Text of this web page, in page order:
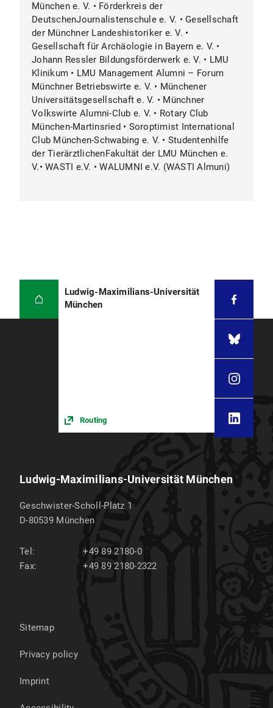
München e. V. • Förderkreis der
DeutschenJournalistenschule e. V. • Gesellschaft
der Münchner Landeshistoriker e. V. •
Gesellschaft für Archäologie in Bayern e. V. •
Johann Ressler Bildungsförderwerk e. V. • LMU
Klinikum • LMU Management Alumni – Forum
Münchner Betriebswirte e. V. • Münchener
Universitätsgesellschaft e. V. • Münchner
Volkswirte Alumni-Club e. V. • Rotary Club
München-Martinsried • Soroptimist International
Club München-Schwabing e. V. • Studentenhilfe
der TierärztlichenFakultät der LMU München e.
V.• WASTI e.V. • WALUMNI e.V. (WASTI Almuni)
Ludwig-Maximilians-Universität
München
Routing
Ludwig-Maximilians-Universität München
Geschwister-Scholl-Platz 1
D-80539 München
Tel:
+49 89 2180-0
Fax:
+49 89 2180-2322
Sitemap
Privacy policy
Imprint